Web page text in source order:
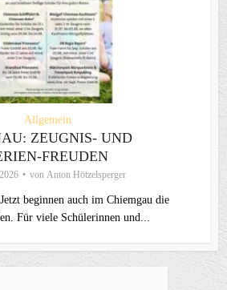
Allgemein
ZEUGNIS- UND
FREUDEN
von Anton Hötzelsperger
beginnen auch im Chiemgau die
Für viele Schülerinnen und...